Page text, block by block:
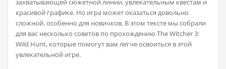
захватывающей сюжетной линии, увлекательным квестам и
красивой графике. Но игра может оказаться довольно
сложной, особенно для новичков. В этом тексте мы собрали
для вас несколько советов по прохождению The Witcher 3:
Wild Hunt, которые помогут вам легче освоиться в этой
увлекательной игре.